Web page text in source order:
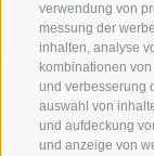
verwendung von
messung der
inhalten, analyse
kombinationen
und verbesserung
auswahl von
und aufdeckung
und anzeige von
Impressum |